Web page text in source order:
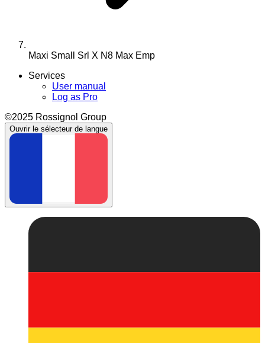
Maxi Small Srl X N8 Max Emp
Services
User manual
Log as Pro
©2025 Rossignol Group
Ouvrir le sélecteur de langue